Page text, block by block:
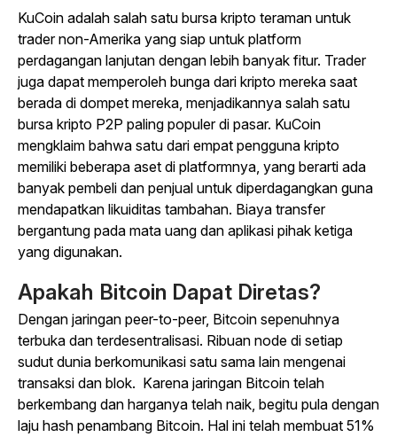
KuCoin adalah salah satu bursa kripto teraman untuk
trader non-Amerika yang siap untuk platform
perdagangan lanjutan dengan lebih banyak fitur. Trader
juga dapat memperoleh bunga dari kripto mereka saat
berada di dompet mereka, menjadikannya salah satu
bursa kripto P2P paling populer di pasar. KuCoin
mengklaim bahwa satu dari empat pengguna kripto
memiliki beberapa aset di platformnya, yang berarti ada
banyak pembeli dan penjual untuk diperdagangkan guna
mendapatkan likuiditas tambahan. Biaya transfer
bergantung pada mata uang dan aplikasi pihak ketiga
yang digunakan.
Apakah Bitcoin Dapat Diretas?
Dengan jaringan peer-to-peer, Bitcoin sepenuhnya
terbuka dan terdesentralisasi. Ribuan node di setiap
sudut dunia berkomunikasi satu sama lain mengenai
transaksi dan blok. Karena jaringan Bitcoin telah
berkembang dan harganya telah naik, begitu pula dengan
laju hash penambang Bitcoin. Hal ini telah membuat 51%